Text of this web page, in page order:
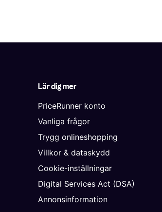
Lär dig mer
PriceRunner konto
Vanliga frågor
Trygg onlineshopping
Villkor & dataskydd
Cookie-inställningar
Digital Services Act (DSA)
Annonsinformation